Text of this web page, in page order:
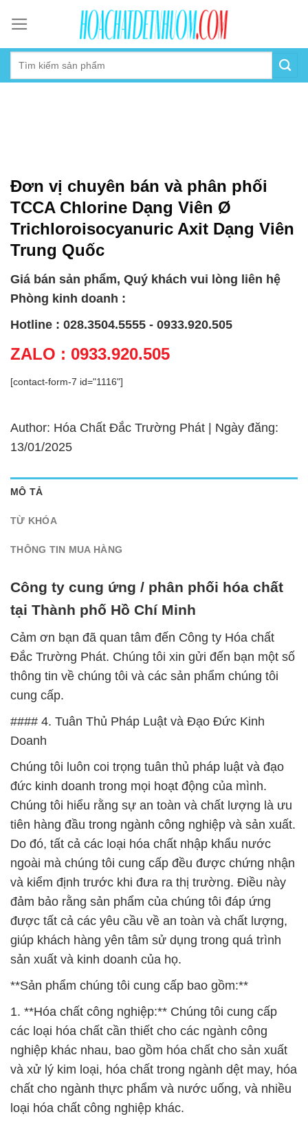
content
Đơn vị chuyên bán và phân phối
TCCA Chlorine Dạng Viên Ø
Trichloroisocyanuric Axit Dạng Viên
Trung Quốc
Giá bán sản phẩm, Quý khách vui lòng liên hệ
Phòng kinh doanh :
Hotline : 028.3504.5555 - 0933.920.505
ZALO : 0933.920.505
[contact-form-7 id="1116"]
Author: Hóa Chất Đắc Trường Phát | Ngày đăng:
13/01/2025
MÔ TẢ
TỪ KHÓA
THÔNG TIN MUA HÀNG
Công ty cung ứng / phân phối hóa chất
tại Thành phố Hồ Chí Minh
Cảm ơn bạn đã quan tâm đến Công ty Hóa chất
Đắc Trường Phát. Chúng tôi xin gửi đến bạn một số
thông tin về chúng tôi và các sản phẩm chúng tôi
cung cấp.
#### 4. Tuân Thủ Pháp Luật và Đạo Đức Kinh
Doanh
Chúng tôi luôn coi trọng tuân thủ pháp luật và đạo
đức kinh doanh trong mọi hoạt động của mình.
Chúng tôi hiểu rằng sự an toàn và chất lượng là ưu
tiên hàng đầu trong ngành công nghiệp và sản xuất.
Do đó, tất cả các loại hóa chất nhập khẩu nước
ngoài mà chúng tôi cung cấp đều được chứng nhận
và kiểm định trước khi đưa ra thị trường. Điều này
đảm bảo rằng sản phẩm của chúng tôi đáp ứng
được tất cả các yêu cầu về an toàn và chất lượng,
giúp khách hàng yên tâm sử dụng trong quá trình
sản xuất và kinh doanh của họ.
**Sản phẩm chúng tôi cung cấp bao gồm:**
1. **Hóa chất công nghiệp:** Chúng tôi cung cấp
các loại hóa chất cần thiết cho các ngành công
nghiệp khác nhau, bao gồm hóa chất cho sản xuất
và xử lý kim loại, hóa chất trong ngành dệt may, hóa
chất cho ngành thực phẩm và nước uống, và nhiều
loại hóa chất công nghiệp khác.